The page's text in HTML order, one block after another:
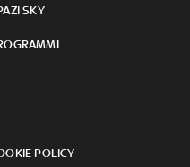
SKY
POLICY